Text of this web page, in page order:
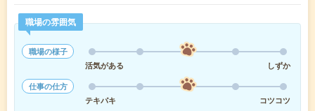
職場の雰囲気
職場の様子
活気がある
しずか
仕事の仕方
テキパキ
コツコツ